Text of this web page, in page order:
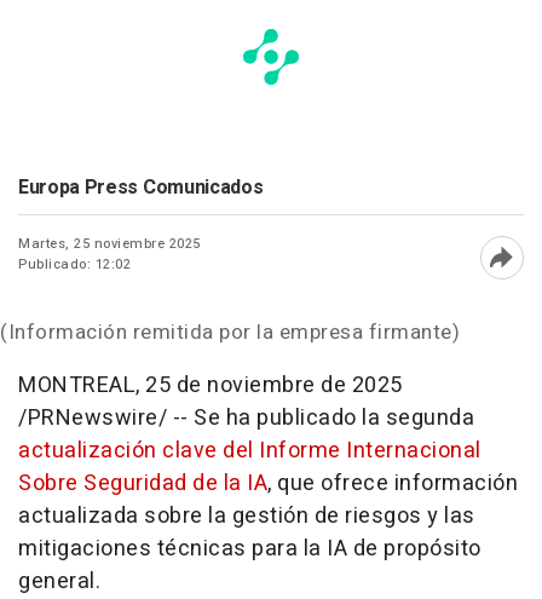
Europa Press Comunicados
Martes, 25 noviembre 2025
Publicado: 12:02
(Información remitida por la empresa firmante)
MONTREAL, 25 de noviembre de 2025
/PRNewswire/ -- Se ha publicado la segunda
actualización clave del Informe Internacional
Sobre Seguridad de la IA, que ofrece información
actualizada sobre la gestión de riesgos y las
mitigaciones técnicas para la IA de propósito
general.